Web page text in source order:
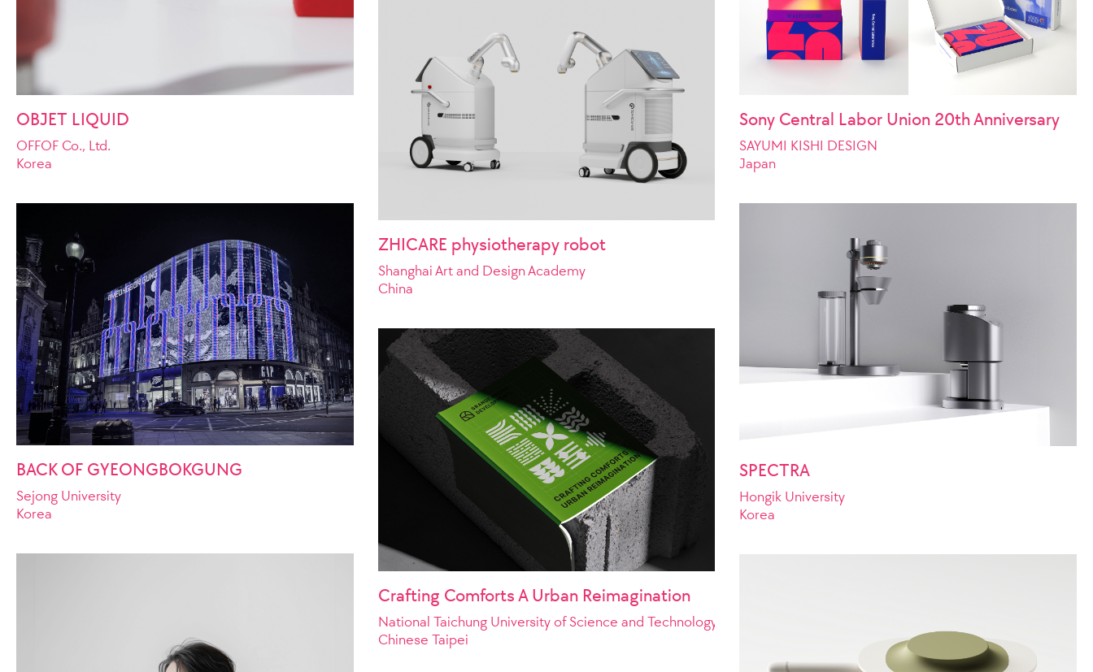
OBJET LIQUID
OFFOF Co., Ltd.
Korea
Sony Central Labor Union 20th Anniversary
SAYUMI KISHI DESIGN
Japan
ZHICARE physiotherapy robot
Shanghai Art and Design Academy
China
BACK OF GYEONGBOKGUNG
Sejong University
Korea
SPECTRA
Hongik University
Korea
Crafting Comforts A Urban Reimagination
National Taichung University of Science and Technology
Chinese Taipei